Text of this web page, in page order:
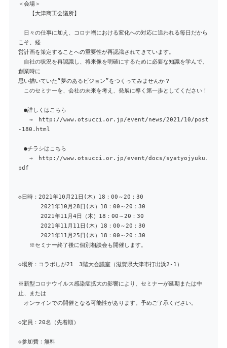
＜会場＞
【大津商工会議所】
日々の仕事に加え、コロナ禍における変化への対応に追われる毎日だから
こそ、経
営計画を策定することへの重要性が再認識されてきています。
自社の状況を再認識し、将来像を明確にするために必要な知識を学んで、
創業時に
思い描いていた“夢のあるビジョン”をつくってみませんか？
このセミナーを、会社の未来を考え、発展に導く第一歩としてください！
●詳しくはこちら
→ http://www.otsucci.or.jp/event/news/2021/10/post
-180.html
●チラシはこちら
→ http://www.otsucci.or.jp/event/docs/syatyojyuku.
pdf
◇日時：2021年10月21日(木）18：00～20：30
2021年10月28日(木）18：00～20：30
2021年11月4日（木）18：00～20：30
2021年11月11日(木）18：00～20：30
2021年11月25日(木）18：00～20：30
※セミナー終了後に個別相談会も開催します。
◇場所：コラボしが21 3階大会議室（滋賀県大津市打出浜2-1）
※新型コロナウイルス感染症拡大の影響により、セミナーが延期または中
止、または
オンラインでの開催となる可能性があります。予めご了承ください。
◇定員：20名（先着順）
◇参加費：無料